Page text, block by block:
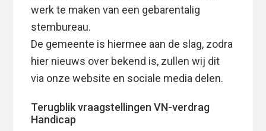
werk te maken van een gebarentalig
stembureau.
De gemeente is hiermee aan de slag, zodra
hier nieuws over bekend is, zullen wij dit
via onze website en sociale media delen.
Terugblik vraagstellingen VN-verdrag
Handicap